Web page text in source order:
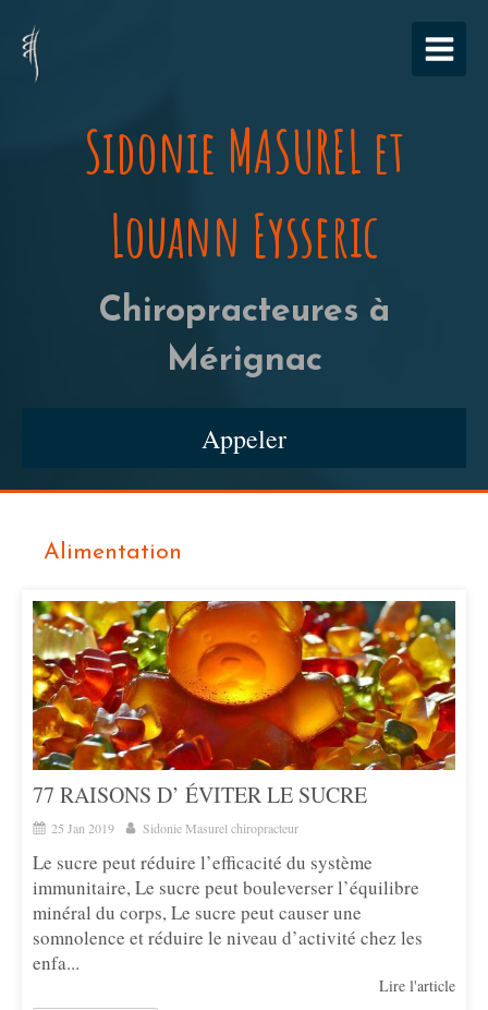
Sidonie MASUREL et
Louann Eysseric
Chiropracteures à
Mérignac
Appeler
Alimentation
77 RAISONS D’ ÉVITER LE SUCRE
25 Jan 2019 Sidonie Masurel chiropracteur
Le sucre peut réduire l’efficacité du système
immunitaire, Le sucre peut bouleverser l’équilibre
minéral du corps, Le sucre peut causer une
somnolence et réduire le niveau d’activité chez les
enfa...
Lire l'article